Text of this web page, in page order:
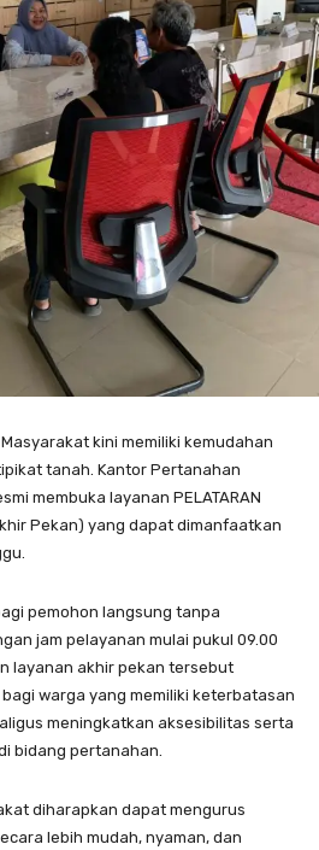
Masyarakat kini memiliki kemudahan
tanah. Kantor Pertanahan
membuka layanan PELATARAN
Pekan) yang dapat dimanfaatkan
pemohon langsung tanpa
jam pelayanan mulai pukul 09.00
layanan akhir pekan tersebut
warga yang memiliki keterbatasan
meningkatkan aksesibilitas serta
bidang pertanahan.
diharapkan dapat mengurus
lebih mudah, nyaman, dan